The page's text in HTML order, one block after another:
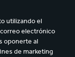
utilizando el
electrónico
oponerte al
de marketing